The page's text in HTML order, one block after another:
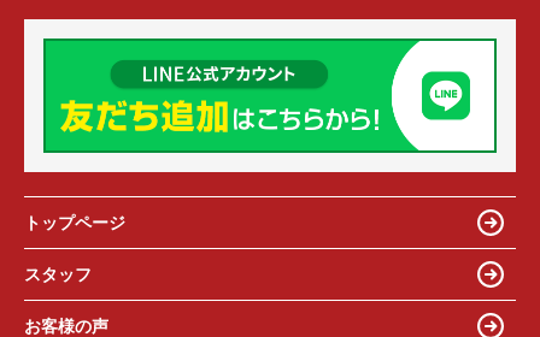
トップページ
スタッフ
お客様の声